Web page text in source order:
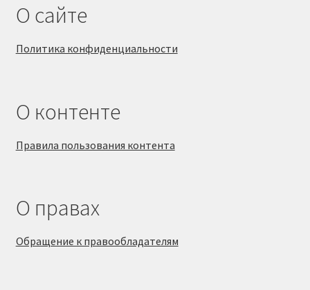
О сайте
Политика конфиденциальности
О контенте
Правила пользования контента
О правах
Обращение к правообладателям